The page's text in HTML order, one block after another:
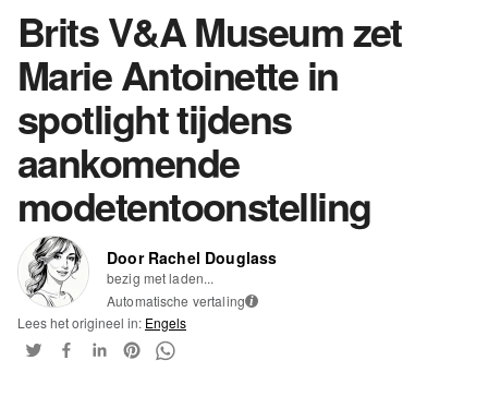
Brits V&A Museum zet
Marie Antoinette in
spotlight tijdens
aankomende
modetentoonstelling
Door Rachel Douglass
bezig met laden...
Automatische vertaling i
Lees het origineel in: Engels